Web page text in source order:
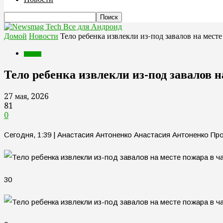
Все для Андроид
Домой Новости Тело ребенка извлекли из-под завалов на
Тело ребенка извлекли из-под
27 мая, 2026
81
0
Сегодня, 1:39 | Анастасия Антоненко Анастасия Антоненко
30